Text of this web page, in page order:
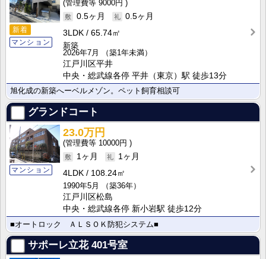
新着
マンション
9000円
0.5ヶ月
0.5ヶ月
3LDK
65.74㎡
新築
2026年7月
（築1年未満）
江戸川区平井
中央・総武線各停 平井（東京）駅 徒歩13分
旭化成の新築へーベルメゾン。ペット飼育相談可
グランドコート
マンション
23.0万円
10000円
1ヶ月
1ヶ月
4LDK
108.24㎡
1990年5月
（築36年）
江戸川区松島
中央・総武線各停 新小岩駅 徒歩12分
■オートロック ＡＬＳＯＫ防犯システム■
サポーレ立花401号室